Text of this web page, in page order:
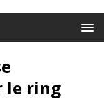
le ring